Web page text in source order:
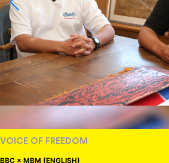
VOICE OF FREEDOM
BBC × MBM (ENGLISH)